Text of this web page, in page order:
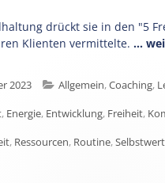
drückt sie in den "5
Klienten vermittelte. ...
2023 Kategorien
Allgemein,Coaching,
, Energie, Entwicklung, Freiheit,
, Ressourcen, Routine,Selbstwert